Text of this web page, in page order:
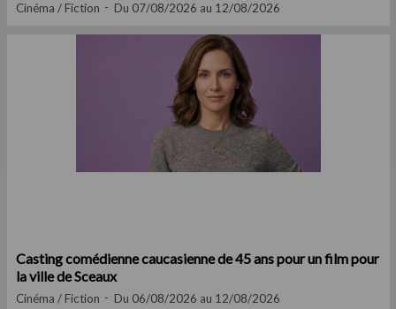
Cinéma / Fiction Du 07/08/2026 au 12/08/2026
Casting comédienne caucasienne de 45 ans pour un film pour
la ville de Sceaux
Cinéma / Fiction Du 06/08/2026 au 12/08/2026